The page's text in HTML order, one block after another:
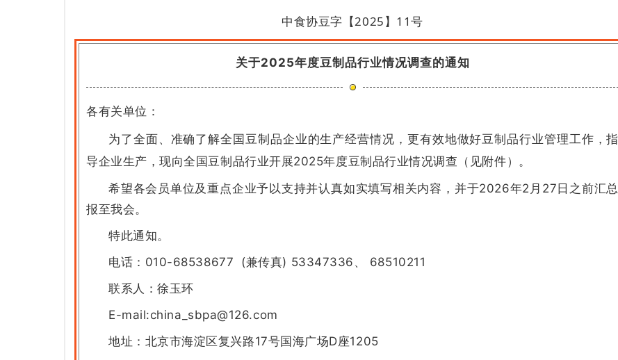
中食协豆字【2025】11号
关于2025年度豆制品行业情况调查的通知
各有关单位：
为了全面、准确了解全国豆制品企业的生产经营情况，更有效地做好豆制品行业管理工作，指
导企业生产，现向全国豆制品行业开展2025年度豆制品行业情况调查（见附件）。
希望各会员单位及重点企业予以支持并认真如实填写相关内容，并于2026年2月27日之前汇总
报至我会。
特此通知。
电话：010-68538677 (兼传真) 53347336、 68510211
联系人：徐玉环
E-mail:china_sbpa@126.com
地址：北京市海淀区复兴路17号国海广场D座1205